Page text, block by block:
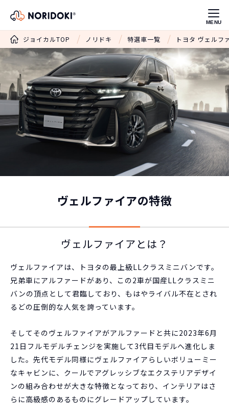
MENU
ジョイカルTOP ノリドキ 特選車一覧 トヨタ ヴェルフ
ヴェルファイアの特徴
ヴェルファイアとは？
ヴェルファイアは、トヨタの最上級LLクラスミニバンです。
兄弟車にアルファードがあり、この2車が国産LLクラスミニ
バンの頂点として君臨しており、もはやライバル不在とされ
るどの圧倒的な人気を誇っています。
そしてそのヴェルファイアがアルファードと共に2023年6月
21日フルモデルチェンジを実施して3代目モデルへ進化しま
した。先代モデル同様にヴェルファイアらしいボリューミー
なキャビンに、クールでアグレッシブなエクステリアデザイ
ンの組み合わせが大きな特徴となっており、インテリアはさ
らに高級感のあるものにグレードアップしています。